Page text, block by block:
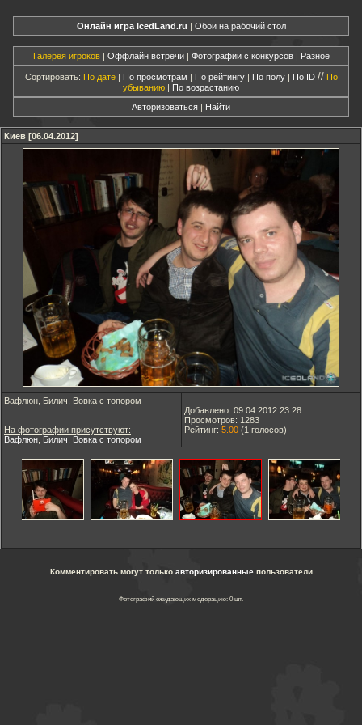
Онлайн игра IcedLand.ru | Обои на рабочий стол
Галерея игроков| Оффлайн встречи| Фотографии с конкурсов| Разное
Сортировать: По дате| По просмотрам | По рейтингу| По полу| По ID // По
убыванию | По возрастанию
Авторизоваться | Найти
Киев [06.04.2012]
Вафлюн, Билич, Вовка с топором
На фотографии присутствуют:
Вафлюн Билич Вовка с топором
Добавлено: 09.04.2012 23:28
Просмотров: 1283
Рейтинг: 5.00 (1 голосов)
Комментировать могут только авторизированныепользователи
Фотографий ожидающих модерацию: 0 шт.